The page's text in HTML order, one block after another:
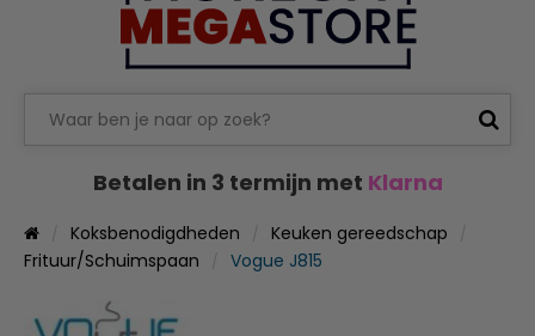
Betalen in 3 termijn met Klarna
Koksbenodigdheden
Keuken gereedschap
Frituur/Schuimspaan
Vogue J815